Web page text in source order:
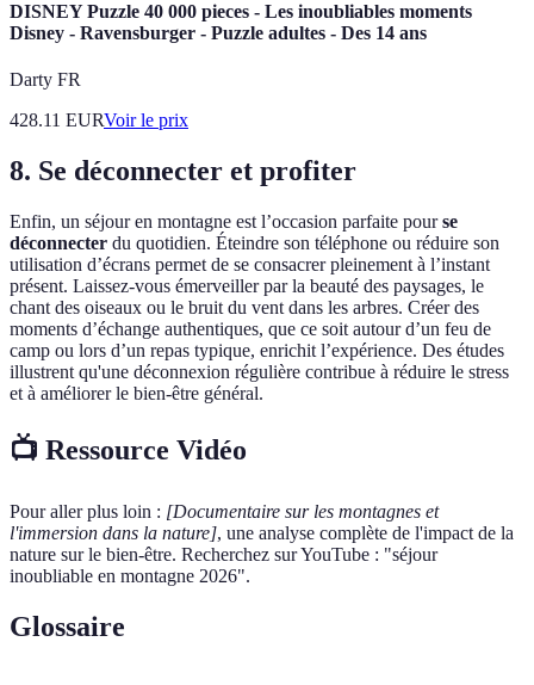
DISNEY Puzzle 40 000 pieces - Les inoubliables moments
Disney - Ravensburger - Puzzle adultes - Des 14 ans
Darty FR
428.11 EURVoir le prix
8. Se déconnecter et profiter
Enfin, un séjour en montagne est l’occasion parfaite pourse
déconnecter du quotidien. Éteindre son téléphone ou réduire son
utilisation d’écrans permet de se consacrer pleinement à l’instant
présent. Laissez-vous émerveiller par la beauté des paysages, le
chant des oiseaux ou le bruit du vent dans les arbres. Créer des
moments d’échange authentiques, que ce soit autour d’un feu de
camp ou lors d’un repas typique, enrichit l’expérience. Des études
illustrent qu'une déconnexion régulière contribue à réduire le stress
et à améliorer le bien-être général.
📺 Ressource Vidéo
Pour aller plus loin : [Documentaire sur les montagnes et
l'immersion dans la nature], une analyse complète de l'impact de la
nature sur le bien-être. Recherchez sur YouTube : "séjour
inoubliable en montagne 2026".
Glossaire